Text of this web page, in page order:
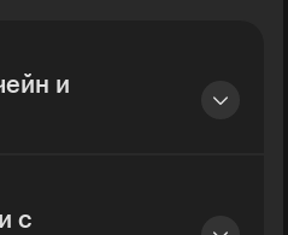
и
с